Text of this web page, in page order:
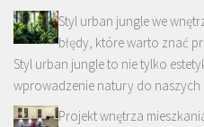
Styl urban jungle we
błędy, które warto znać
Styl urban jungle to nie tylko
wprowadzenie natury do
Projekt wnętrza